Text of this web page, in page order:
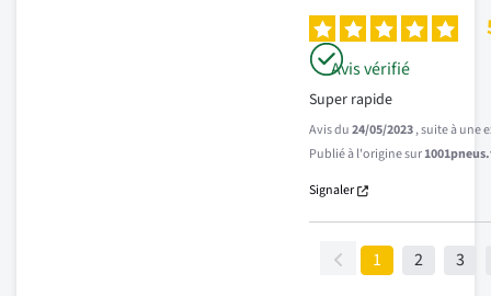
Avis vérifié
Super rapide
Avis du24/05/2023, suite à une
Publié à l'origine sur
Signaler
1 2 3